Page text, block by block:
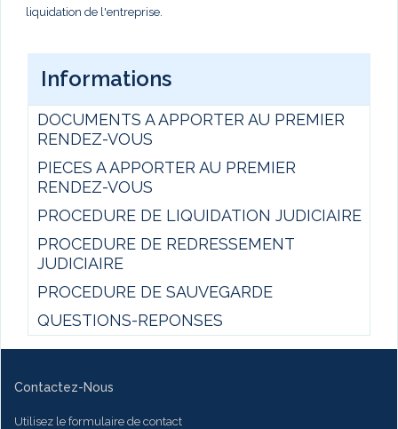
liquidation de l'entreprise.
Informations
DOCUMENTS A APPORTER AU PREMIER
RENDEZ-VOUS
PIECES A APPORTER AU PREMIER
RENDEZ-VOUS
PROCEDURE DE LIQUIDATION JUDICIAIRE
PROCEDURE DE REDRESSEMENT
JUDICIAIRE
PROCEDURE DE SAUVEGARDE
QUESTIONS-REPONSES
Contactez-Nous
Utilisez le formulaire de contact